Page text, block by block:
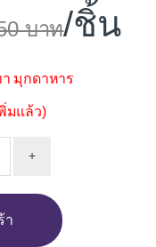
/ชิ้น
มุกดาหาร
มแล้ว)
+
า